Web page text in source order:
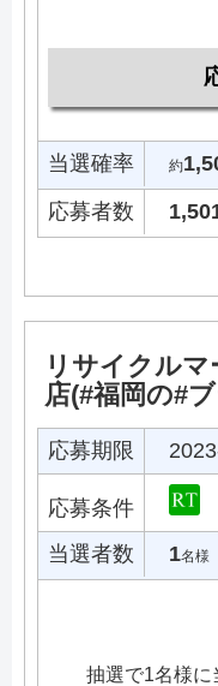
当選確率 約
応募者数
リサイクル
店(#福岡の#
応募期限
応募条件
当選者数
1名様
抽選で1名様に